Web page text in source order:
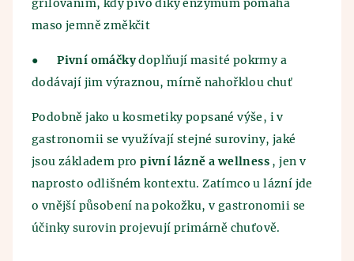
grilováním, kdy pivo díky enzymům pomáhá
maso jemně změkčit
● Pivní omáčkydoplňují masité pokrmy a
dodávají jim výraznou, mírně nahořklou chuť
Podobně jako u kosmetiky popsané výše, i v
gastronomii se využívají stejné suroviny, jaké
jsou základem propivní lázně a wellness , jen v
naprosto odlišném kontextu. Zatímco u lázní jde
o vnější působení na pokožku, v gastronomii se
účinky surovin projevují primárně chuťově.